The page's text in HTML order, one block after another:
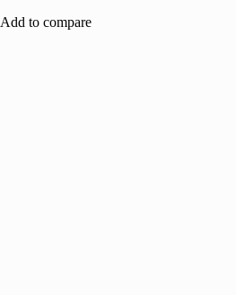
Add to compare